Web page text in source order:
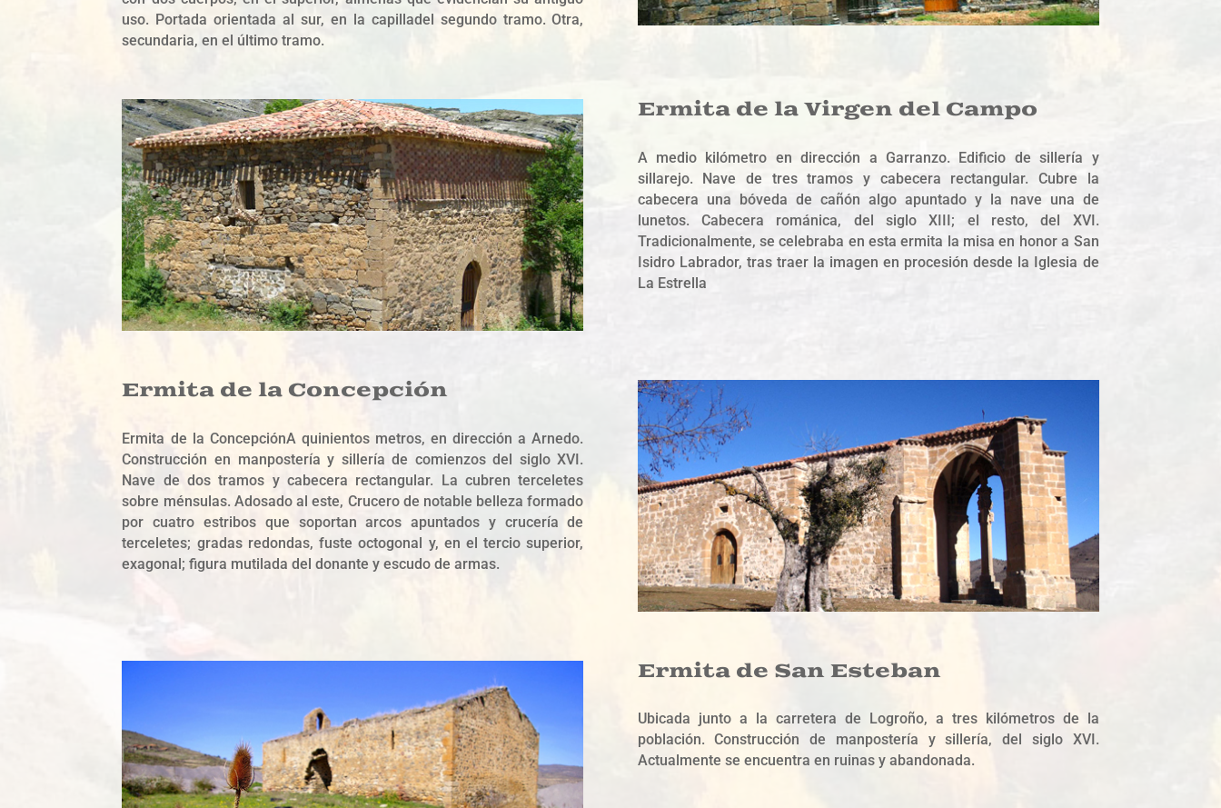
uso. Portada orientada al sur, en la capilladel segundo tramo. Otra,
secundaria, en el último tramo.
Ermita de la Virgen del Campo
A medio kilómetro en dirección a Garranzo. Edificio de sillería y
sillarejo. Nave de tres tramos y cabecera rectangular. Cubre la
cabecera una bóveda de cañón algo apuntado y la nave una de
lunetos. Cabecera románica, del siglo XIII; el resto, del XVI.
Tradicionalmente, se celebraba en esta ermita la misa en honor a San
Isidro Labrador, tras traer la imagen en procesión desde la Iglesia de
La Estrella
Ermita de la Concepción
Ermita de la ConcepciónA quinientos metros, en dirección a Arnedo.
Construcción en manpostería y sillería de comienzos del siglo XVI.
Nave de dos tramos y cabecera rectangular. La cubren terceletes
sobre ménsulas. Adosado al este, Crucero de notable belleza formado
por cuatro estribos que soportan arcos apuntados y crucería de
terceletes; gradas redondas, fuste octogonal y, en el tercio superior,
exagonal; figura mutilada del donante y escudo de armas.
Ermita de San Esteban
Ubicada junto a la carretera de Logroño, a tres kilómetros de la
población. Construcción de manpostería y sillería, del siglo XVI.
Actualmente se encuentra en ruinas y abandonada.